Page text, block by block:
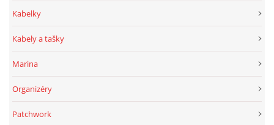
Kabelky
Kabely a tašky
Marina
Organizéry
Patchwork